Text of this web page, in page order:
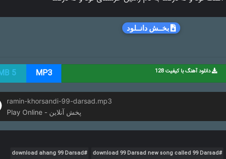
بخــش دانــلود
دانلود آهنگ با کیفیت 128 MP3
5 MB
ramin-khorsandi-99-darsad.mp3
Play Online - پخش آنلاین
download 99 Darsad new song called 99 Darsad
download ahang 99 Darsad